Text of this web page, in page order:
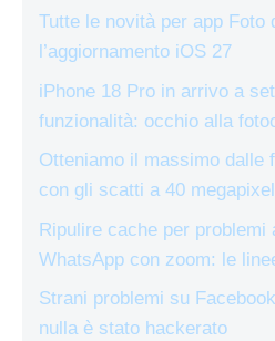
Tutte le novità per app Foto
l’aggiornamento iOS 27
iPhone 18 Pro in arrivo a
funzionalità: occhio alla
Otteniamo il massimo dalle
con gli scatti a 40 megapixel
Ripulire cache per problemi
WhatsApp con zoom: le
Strani problemi su
nulla è stato hackerato